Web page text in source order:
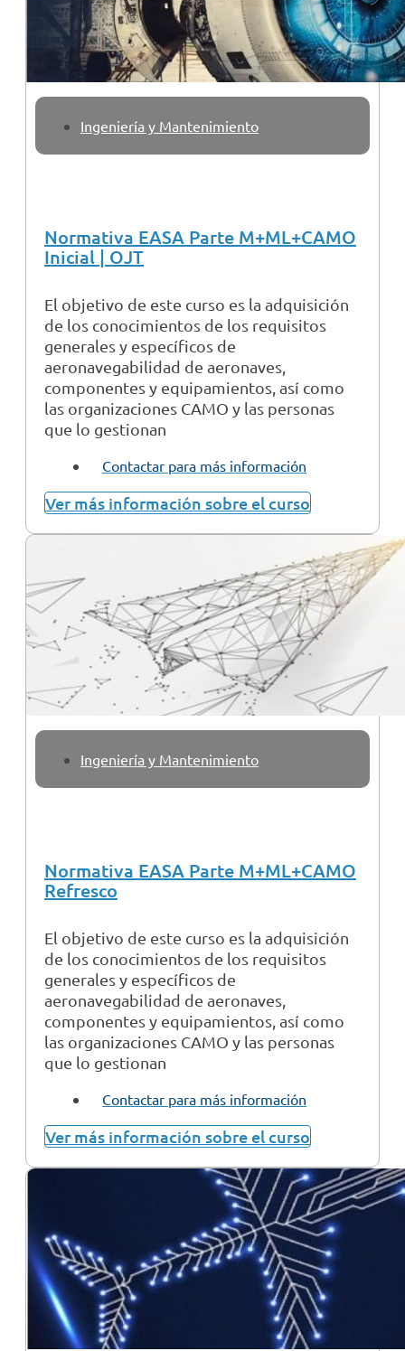
Ingeniería y Mantenimiento
Normativa EASA Parte M+ML+CAMO
Inicial | OJT
El objetivo de este curso es la adquisición
de los conocimientos de los requisitos
generales y específicos de
aeronavegabilidad de aeronaves,
componentes y equipamientos, así como
las organizaciones CAMO y las personas
que lo gestionan
Contactar para más información
Ver más información sobre el curso
Ingeniería y Mantenimiento
Normativa EASA Parte M+ML+CAMO
Refresco
El objetivo de este curso es la adquisición
de los conocimientos de los requisitos
generales y específicos de
aeronavegabilidad de aeronaves,
componentes y equipamientos, así como
las organizaciones CAMO y las personas
que lo gestionan
Contactar para más información
Ver más información sobre el curso